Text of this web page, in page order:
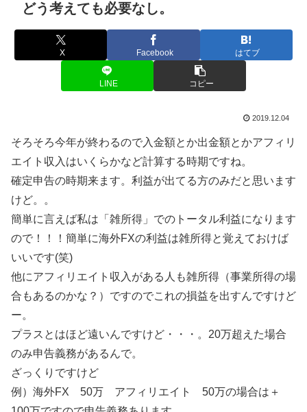
どう考えても必要なし。
X Facebook はてブ
LINE コピー
2019.12.04
そろそろ今年が終わるので入金額とか出金額とかアフィリ
エイト収入はいくらかなど計算する時期ですね。
確定申告の時期来ます。利益が出てる方のみだと思います
けど。。
簡単に言えば私は「雑所得」でのトータル利益になります
ので！！！簡単に海外FXの利益は雑所得と覚えておけば
いいです(笑)
他にアフィリエイト収入がある人も雑所得（事業所得の場
合もあるのかな？）ですのでこれの損益を出すんですけど
ー。
プラスとはほど遠いんですけど・・・。20万超えた場合
のみ申告義務があるんで。
ざっくりですけど
例）海外FX 50万 アフィリエイト 50万の場合は＋